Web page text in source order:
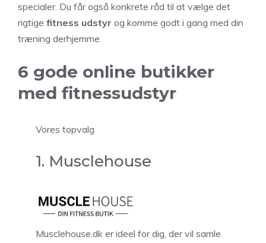
specialer. Du får også konkrete råd til at vælge det
rigtige fitness udstyr og komme godt i gang med din
træning derhjemme.
6 gode online butikker
med fitnessudstyr
Vores topvalg
1. Musclehouse
Musclehouse.dk er ideel for dig, der vil samle